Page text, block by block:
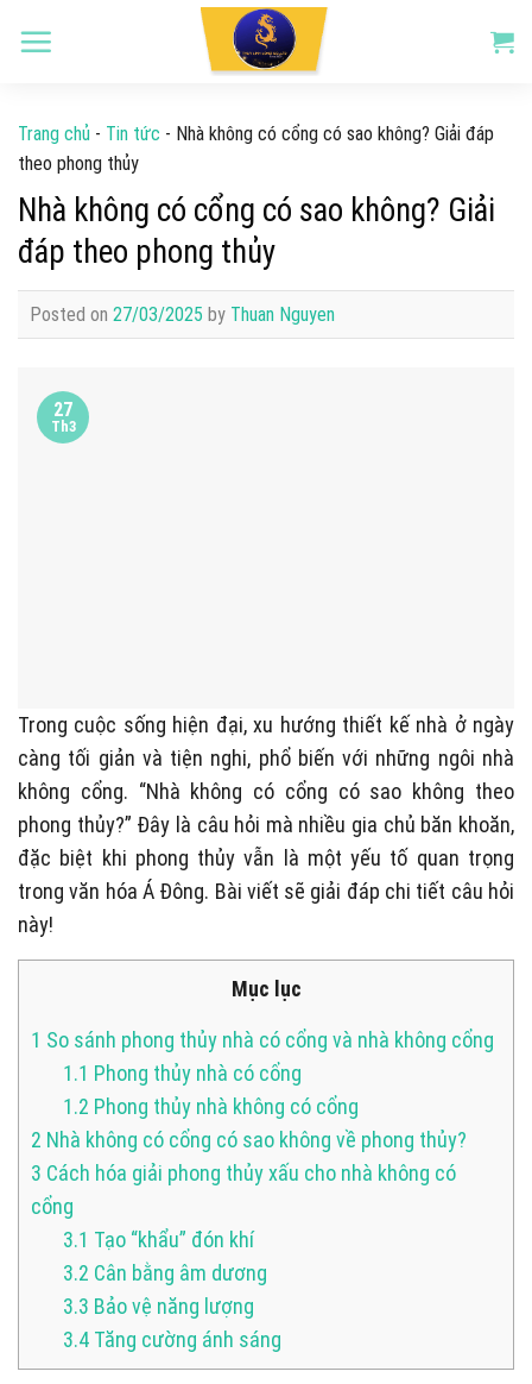
Trang chủ - Tin tức - Nhà không có cổng có sao không? Giải đáp
theo phong thủy
Nhà không có cổng có sao không? Giải
đáp theo phong thủy
Posted on 27/03/2025 by Thuan Nguyen
27
Th3
Trong cuộc sống hiện đại, xu hướng thiết kế nhà ở ngày
càng tối giản và tiện nghi, phổ biến với những ngôi nhà
không cổng. “Nhà không có cổng có sao không theo
phong thủy?” Đây là câu hỏi mà nhiều gia chủ băn khoăn,
đặc biệt khi phong thủy vẫn là một yếu tố quan trọng
trong văn hóa Á Đông. Bài viết sẽ giải đáp chi tiết câu hỏi
này!
Mục lục
1 So sánh phong thủy nhà có cổng và nhà không cổng
1.1 Phong thủy nhà có cổng
1.2 Phong thủy nhà không có cổng
2 Nhà không có cổng có sao không về phong thủy?
3 Cách hóa giải phong thủy xấu cho nhà không có
cổng
3.1 Tạo “khẩu” đón khí
3.2 Cân bằng âm dương
3.3 Bảo vệ năng lượng
3.4 Tăng cường ánh sáng